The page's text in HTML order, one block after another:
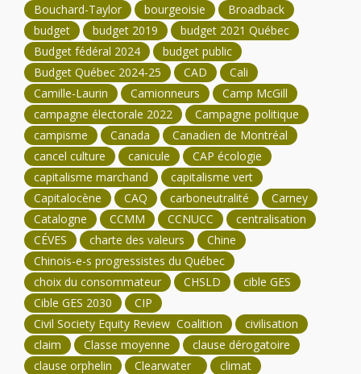
Bouchard-Taylor
bourgeoisie
Broadback
budget
budget 2019
budget 2021 Québec
Budget fédéral 2024
budget public
Budget Québec 2024-25
CAD
Cali
Camille-Laurin
Camionneurs
Camp McGill
campagne électorale 2022
Campagne politique
campisme
Canada
Canadien de Montréal
cancel culture
canicule
CAP écologie
capitalisme marchand
capitalisme vert
Capitalocène
CAQ carboneutralité
Carney
Catalogne
CCMM CCNUCC
centralisation
CÉVES
charte des valeurs
Chine
Chinois-e-s progressistes du Québec
choix du consommateur
CHSLD
cible GES
Cible GES 2030
CIP
Civil Society Equity Review Coalition
civilisation
claim
Classe moyenne
clause dérogatoire
clause orphelin
Clearwater
climat